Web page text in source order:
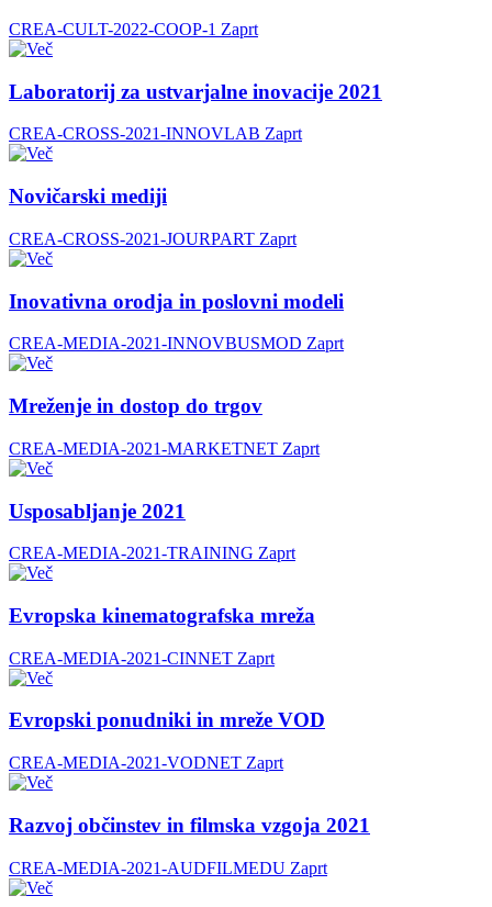
CREA-CULT-2022-COOP-1 Zaprt
Laboratorij za ustvarjalne inovacije 2021
CREA-CROSS-2021-INNOVLAB Zaprt
Novičarski mediji
CREA-CROSS-2021-JOURPART Zaprt
Inovativna orodja in poslovni modeli
CREA-MEDIA-2021-INNOVBUSMOD Zaprt
Mreženje in dostop do trgov
CREA-MEDIA-2021-MARKETNET Zaprt
Usposabljanje 2021
CREA-MEDIA-2021-TRAINING Zaprt
Evropska kinematografska mreža
CREA-MEDIA-2021-CINNET Zaprt
Evropski ponudniki in mreže VOD
CREA-MEDIA-2021-VODNET Zaprt
Razvoj občinstev in filmska vzgoja 2021
CREA-MEDIA-2021-AUDFILMEDU Zaprt